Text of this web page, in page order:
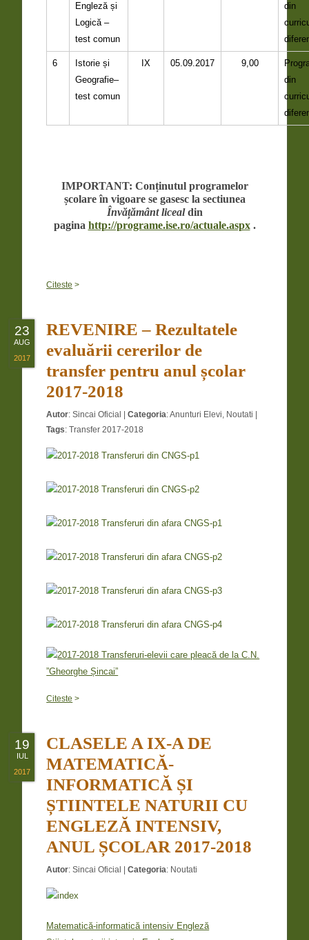
Engleză și
Logică –
test comun
din
6
Istorie și
Geografie–
test comun
IX 05.09.2017 9,00
din
IMPORTANT: Conținutul programelor
școlare în vigoare se gasesc la sectiunea
Învățământ licealdin
pagina http://programe.ise.ro/actuale.aspx.
Citeste >
REVENIRE – Rezultatele
evaluării cererilor de
transfer pentru anul școlar
2017-2018
Autor:Sincai Oficial |Categoria:Anunturi Elevi, Noutati
Tags:Transfer 2017-2018
Citeste >
23
AUG
2017
CLASELE A IX-A DE
MATEMATICĂ-
INFORMATICĂ ȘI
ȘTIINTELE NATURII CU
ENGLEZĂ INTENSIV,
ANUL ȘCOLAR 2017-2018
Autor:Sincai Oficial |Categoria: Noutati
Matematică-informatică intensiv Engleză
19
IUL
2017